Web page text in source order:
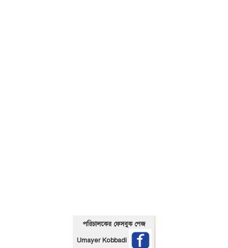
পরিচালকের ফেসবুক পেজ
Umayer Kobbadi